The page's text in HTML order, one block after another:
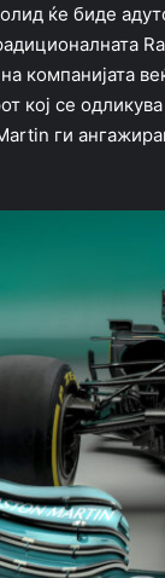
ќе биде
компанијата
кој се
ги